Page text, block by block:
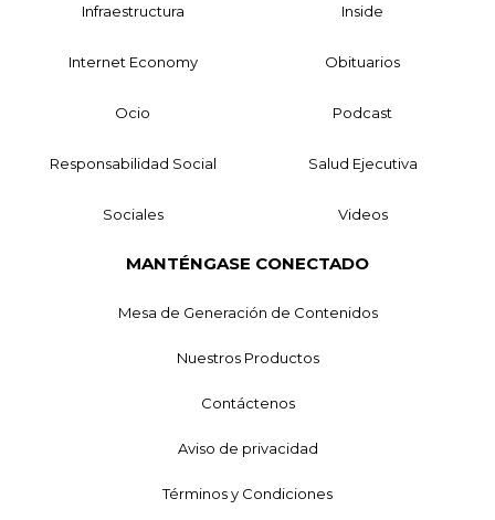
Infraestructura Inside
Internet Economy Obituarios
Ocio Podcast
Responsabilidad Social Salud Ejecutiva
Sociales Videos
MANTÉNGASE CONECTADO
Mesa de Generación de Contenidos
Nuestros Productos
Contáctenos
Aviso de privacidad
Términos y Condiciones